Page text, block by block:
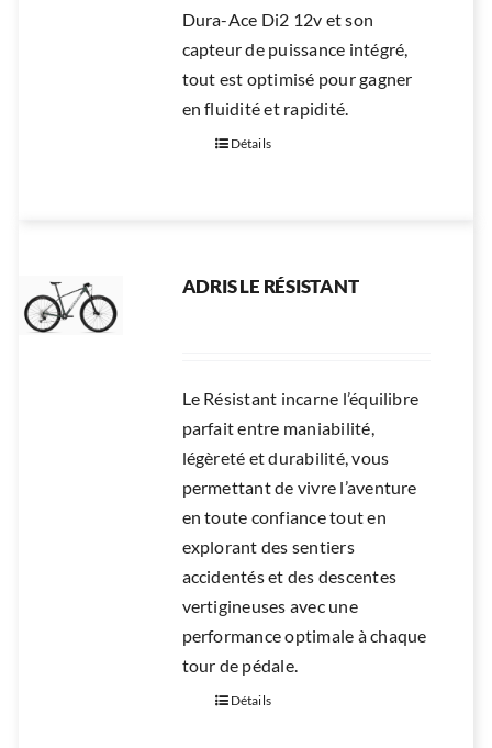
Dura-Ace Di2 12v et son
capteur de puissance intégré,
tout est optimisé pour gagner
en fluidité et rapidité.
Détails
ADRIS LE RÉSISTANT
Le Résistant incarne l’équilibre
parfait entre maniabilité,
légèreté et durabilité, vous
permettant de vivre l’aventure
en toute confiance tout en
explorant des sentiers
accidentés et des descentes
vertigineuses avec une
performance optimale à chaque
tour de pédale.
Détails